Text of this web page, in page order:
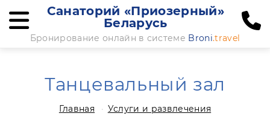
Санаторий «Приозерный»
Беларусь
Бронирование онлайн в системе Broni.travel
Танцевальный зал
Главная Услуги и развлечения